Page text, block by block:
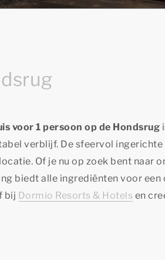
voor 1 persoon op de Hondsrug
verblijf. De sfeervol
Of je nu op zoek bent naar
biedt alle ingrediënten voor
bij Dormio Resorts & Hotels en